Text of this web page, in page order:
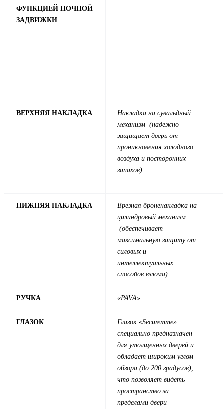
ФУНКЦИЕЙ НОЧНОЙ
ЗАДВИЖКИ
ВЕРХНЯЯ НАКЛАДКА
Накладка на сувальдный
механизм (надежно
защищает дверь от
проникновения холодного
воздуха и посторонних
запахов)
НИЖНЯЯ НАКЛАДКА
Врезная броненакладка на
цилиндровый механизм
(обеспечивает
максимальную защиту от
силовых и
интеллектуальных
способов взлома)
РУЧКА «PAVA»
ГЛАЗОК
Глазок «Securemme»
специально предназначен
для утолщенных дверей и
обладает широким углом
обзора (до 200 градусов),
что позволяет видеть
пространство за
пределами двери